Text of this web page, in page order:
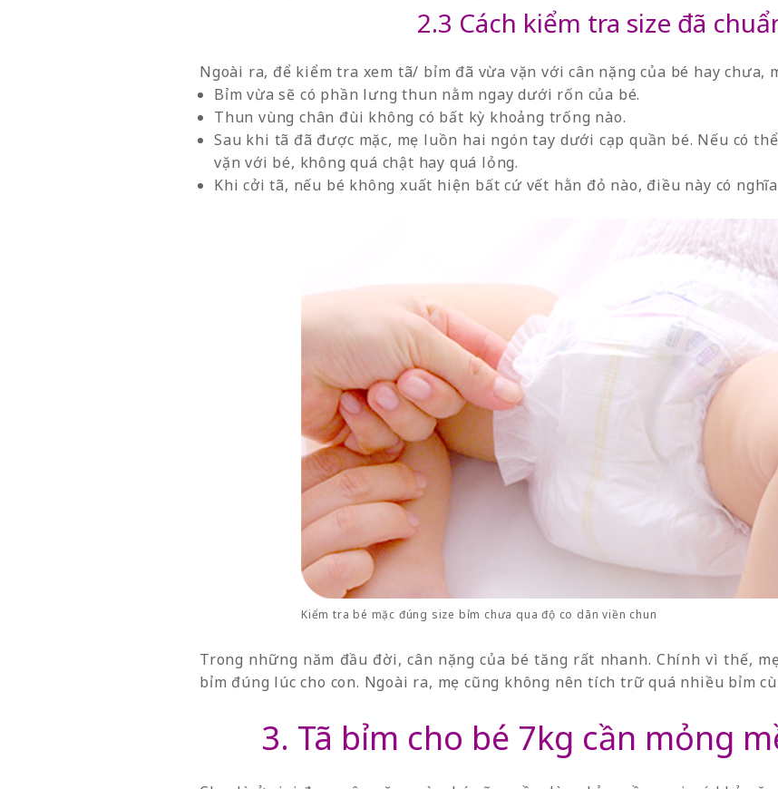
2.3 Cách kiểm tra size đã
Ngoài ra, để kiểm tra xem tã/ bỉm đã vừa vặn với cân nặng của bé hay chưa,
Bỉm vừa sẽ có phần lưng thun nằm ngay dưới rốn của bé.
Thun vùng chân đùi không có bất kỳ khoảng trống nào.
Sau khi tã đã được mặc, mẹ luồn hai ngón tay dưới cạp quần bé. Nếu có
vặn với bé, không quá chật hay quá lỏng.
Khi cởi tã, nếu bé không xuất hiện bất cứ vết hằn đỏ nào, điều này có
Kiểm tra bé mặc đúng size bỉm chưa qua độ co dãn viền chun
Trong những năm đầu đời, cân nặng của bé tăng rất nhanh. Chính vì thế,
bỉm đúng lúc cho con. Ngoài ra, mẹ cũng không nên tích trữ quá nhiều bỉm
3. Tã bỉm cho bé 7kg cần mỏng